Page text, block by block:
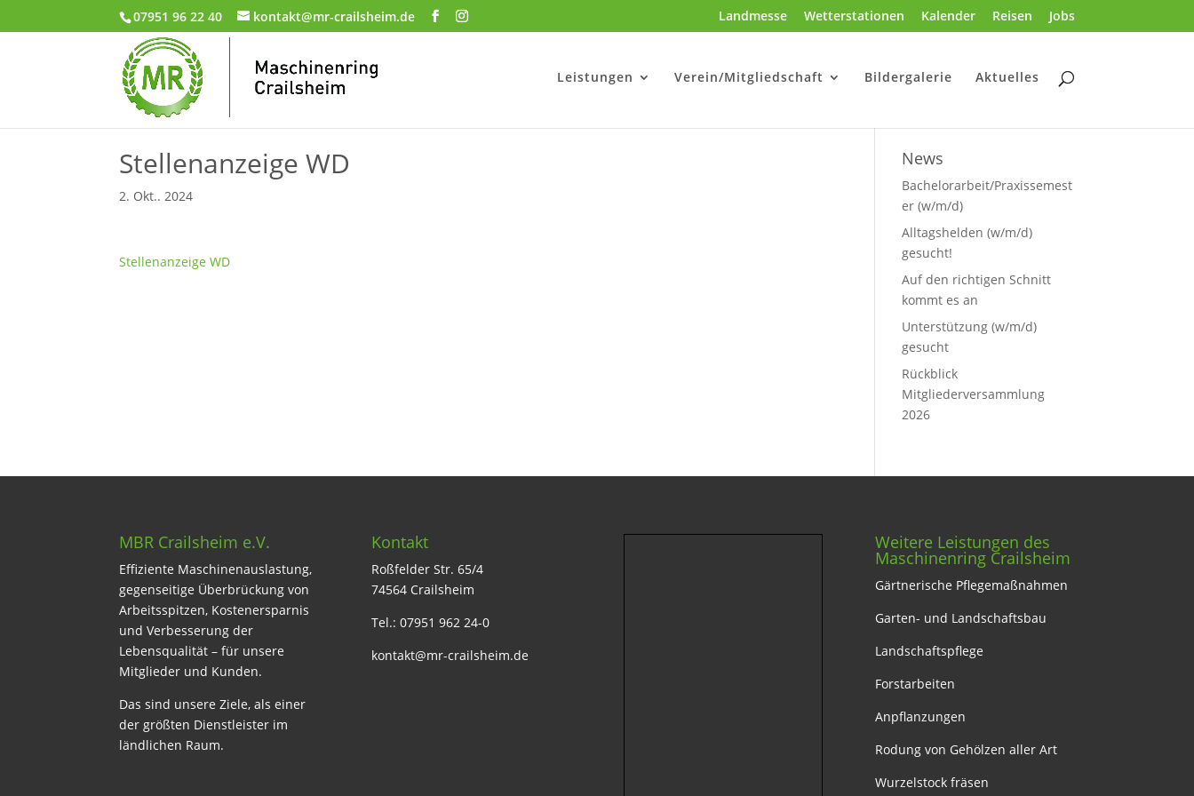
07951 96 22 40 kontakt@mr-crailsheim.de Landmesse Wetterstationen Kalender Reisen Jobs
Leistungen Verein/Mitgliedschaft Bildergalerie Aktuelles
Stellenanzeige WD
2. Okt.. 2024
Stellenanzeige WD
News
Bachelorarbeit/Praxissemest
er (w/m/d)
Alltagshelden (w/m/d)
gesucht!
Auf den richtigen Schnitt
kommt es an
Unterstützung (w/m/d)
gesucht
Rückblick
Mitgliederversammlung
2026
MBR Crailsheim e.V.
Effiziente Maschinenauslastung,
gegenseitige Überbrückung von
Arbeitsspitzen, Kostenersparnis
und Verbesserung der
Lebensqualität – für unsere
Mitglieder und Kunden.
Das sind unsere Ziele, als einer
der größten Dienstleister im
ländlichen Raum.
Kontakt
Roßfelder Str. 65/4
74564 Crailsheim
Tel.: 07951 962 24-0
kontakt@mr-crailsheim.de
Weitere Leistungen des
Maschinenring Crailsheim
Gärtnerische Pflegemaßnahmen
Garten- und Landschaftsbau
Landschaftspflege
Forstarbeiten
Anpflanzungen
Rodung von Gehölzen aller Art
Wurzelstock fräsen